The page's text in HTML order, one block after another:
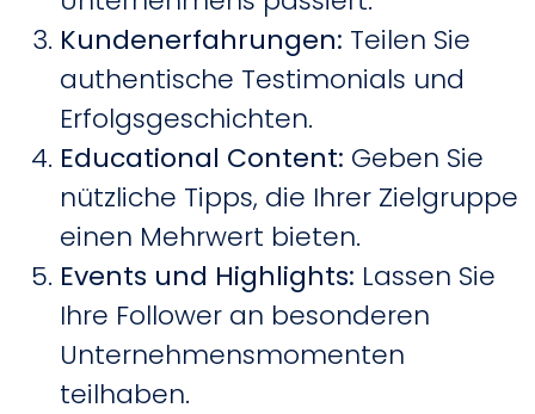
Kundenerfahrungen: Teilen Sie
authentische Testimonials und
Erfolgsgeschichten.
Educational Content: Geben Sie
nützliche Tipps, die Ihrer Zielgruppe
einen Mehrwert bieten.
Events und Highlights: Lassen Sie
Ihre Follower an besonderen
Unternehmensmomenten
teilhaben.